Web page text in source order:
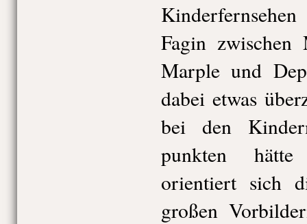
Fagin zwischen
Marple und
dabei etwas
bei den
punkten
orientiert sich
großen